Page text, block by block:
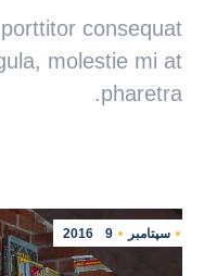
consequat
molestie mi at
pharetra.
سپتامبر 9
2016